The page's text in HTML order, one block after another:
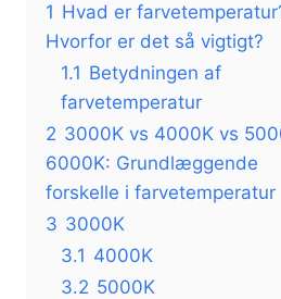
1 Hvad er
Hvorfor er det så vigtigt?
1.1 Betydningen af
farvetemperatur
2 3000K vs 4000K vs
6000K: Grundlæggende
forskelle i farvetemperatur
3 3000K
3.1 4000K
3.2 5000K